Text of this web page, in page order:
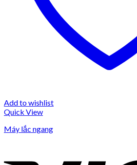
Add to wishlist
Quick View
Máy lắc ngang